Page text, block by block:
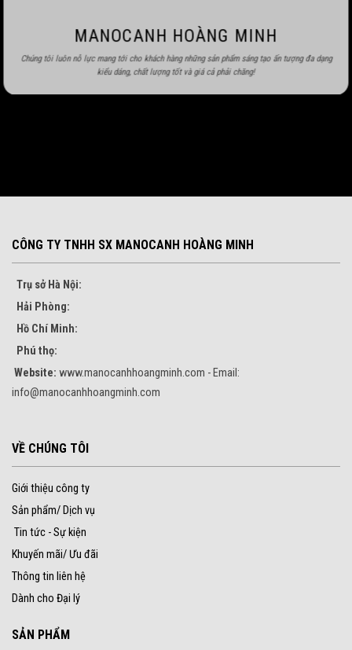
MANOCANH HOÀNG MINH
Chúng tôi luôn nỗ lực mang tới cho khách hàng những sản phẩm sáng tạo ấn tượng đa dạng
kiểu dáng, chất lượng tốt và giá cả phải chăng!
CÔNG TY TNHH SX MANOCANH HOÀNG MINH
Trụ sở Hà Nội:
Hải Phòng:
Hồ Chí Minh:
Phú thọ:
Website: www.manocanhhoangminh.com - Email:
info@manocanhhoangminh.com
VỀ CHÚNG TÔI
Giới thiệu công ty
Sản phẩm/ Dịch vụ
Tin tức - Sự kiện
Khuyến mãi/ Ưu đãi
Thông tin liên hệ
Dành cho Đại lý
SẢN PHẨM